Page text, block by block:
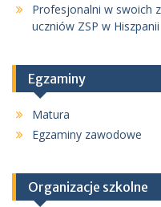
Profesjonalni w swoich
uczniów ZSP w Hiszpanii
Egzaminy
Matura
Egzaminy zawodowe
Organizacje szkolne